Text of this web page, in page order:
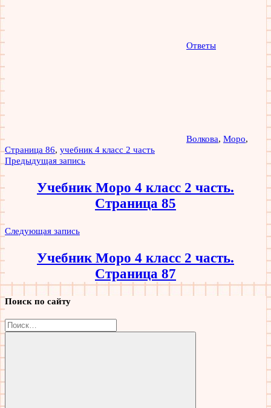
Ответы
Волкова, Моро,
Страница 86, учебник 4 класс 2 часть
Навигация
по
записям
Предыдущая запись
Учебник Моро 4 класс 2 часть.
Страница 85
Следующая запись
Учебник Моро 4 класс 2 часть.
Страница 87
Поиск по сайту
Найти: